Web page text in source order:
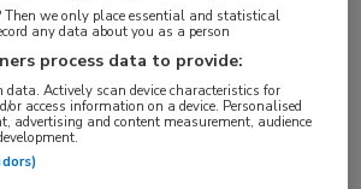
volledige
Then we only place essential and statistical
any data about you as a person
process data to provide:
data. Actively scan device characteristics for
or access information on a device. Personalised
advertising and content measurement, audience